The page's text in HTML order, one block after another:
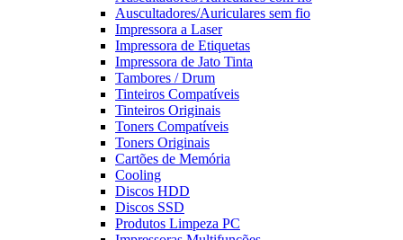
Auscultadores/Auriculares sem fio
Impressora a Laser
Impressora de Etiquetas
Impressora de Jato Tinta
Tambores / Drum
Tinteiros Compatíveis
Tinteiros Originais
Toners Compatíveis
Toners Originais
Cartões de Memória
Cooling
Discos HDD
Discos SSD
Produtos Limpeza PC